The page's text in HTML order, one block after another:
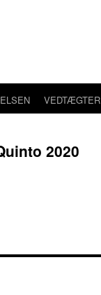
VEDTÆGTER
2020